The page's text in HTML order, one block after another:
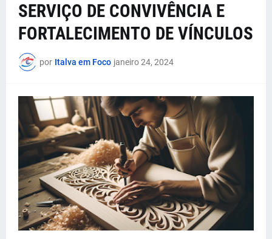
SERVIÇO DE CONVIVÊNCIA E
FORTALECIMENTO DE VÍNCULOS
por Italva em Foco janeiro 24, 2024